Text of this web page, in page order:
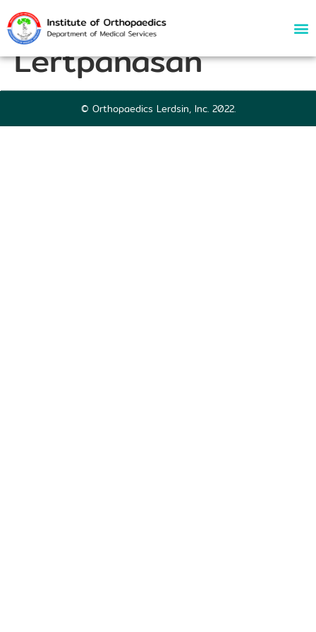
55438 | Virakorn
Lertpanasan
© Orthopaedics Lerdsin, Inc. 2022.